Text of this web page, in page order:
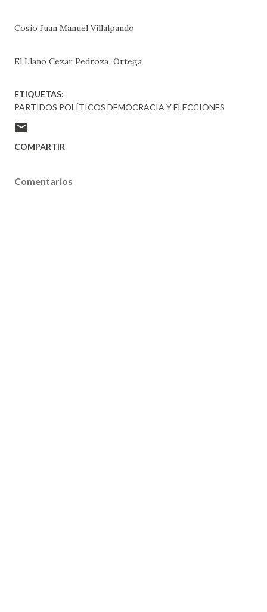
Cosío Juan Manuel Villalpando
El Llano Cezar Pedroza Ortega
ETIQUETAS:
PARTIDOS POLÍTICOS DEMOCRACIA Y ELECCIONES
COMPARTIR
Comentarios